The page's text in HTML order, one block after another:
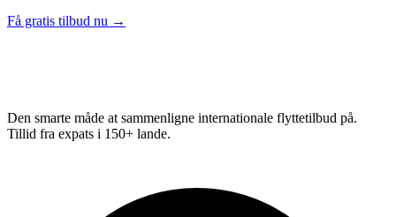
Få gratis tilbud nu →
Den smarte måde at sammenligne internationale flyttetilbud på.
Tillid fra expats i 150+ lande.